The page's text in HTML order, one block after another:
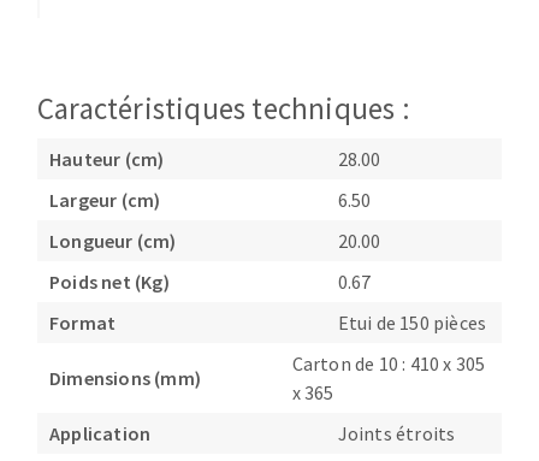
Caractéristiques techniques :
Hauteur (cm)
28.00
Largeur (cm)
6.50
Longueur (cm)
20.00
Poids net (Kg)
0.67
Format
Etui de 150 pièces
Dimensions (mm)
Carton de 10 : 410 x 305
x 365
Application
Joints étroits